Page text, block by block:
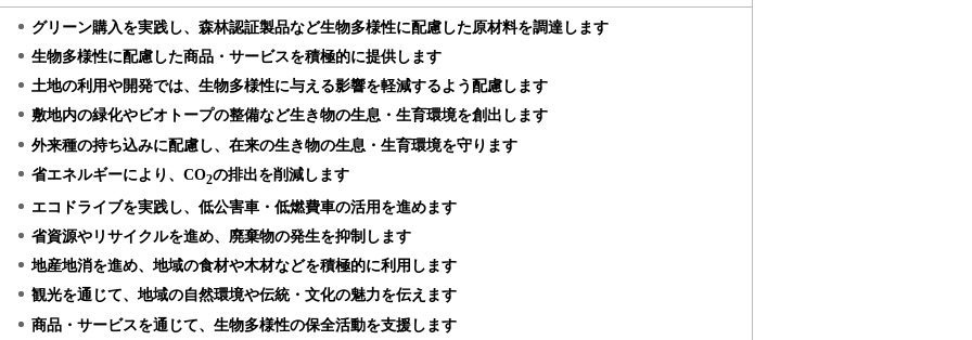
グリーン購入を実践し、森林認証製品など生物多様性に配慮した原材料を調達します
生物多様性に配慮した商品・サービスを積極的に提供します
土地の利用や開発では、生物多様性に与える影響を軽減するよう配慮します
敷地内の緑化やビオトープの整備など生き物の生息・生育環境を創出します
外来種の持ち込みに配慮し、在来の生き物の生息・生育環境を守ります
省エネルギーにより、CO2の排出を削減します
エコドライブを実践し、低公害車・低燃費車の活用を進めます
省資源やリサイクルを進め、廃棄物の発生を抑制します
地産地消を進め、地域の食材や木材などを積極的に利用します
観光を通じて、地域の自然環境や伝統・文化の魅力を伝えます
商品・サービスを通じて、生物多様性の保全活動を支援します